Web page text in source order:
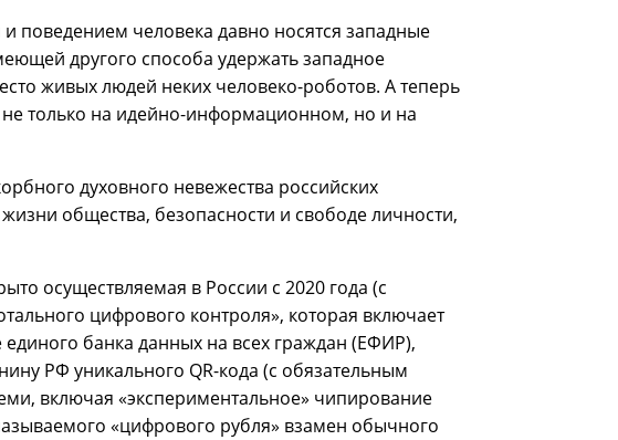
поведением человека давно носятся западные
другого способа удержать западное
живых людей неких человеко-роботов. А теперь
только на идейно-информационном, но и на
духовного невежества российских
общества, безопасности и свободе личности,
осуществляемая в России с 2020 года (с
цифрового контроля», которая включает
банка данных на всех граждан (ЕФИР),
РФ уникального QR-кода (с обязательным
включая «экспериментальное» чипирование
«цифрового рубля» взамен обычного